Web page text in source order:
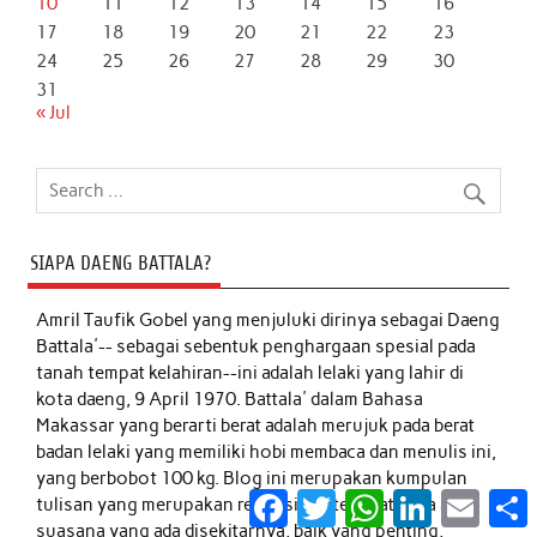
17
18 19 20 21 22
23
24
25 26 27 28 29
30
31
« Jul
SIAPA DAENG BATTALA?
Amril Taufik Gobelyang menjuluki dirinya sebagai Daeng
Battala'-- sebagai sebentuk penghargaan spesial pada
tanah tempat kelahiran--ini adalah lelaki yang lahir di
kota daeng, 9 April 1970. Battala' dalam Bahasa
Makassar yang berarti berat adalah merujuk pada berat
badan lelaki yang memiliki hobi membaca dan menulis ini,
yang berbobot 100 kg. Blog ini merupakan kumpulan
tulisan yang merupakan refleksi kontemplatifnya atas
suasana yang ada disekitarnya, baik yang penting,
Facebook
TwitterWhatsApp
LinkedInEmail